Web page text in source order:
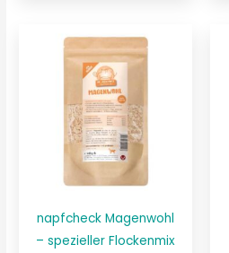
napfcheck Magenwohl
– spezieller Flockenmix